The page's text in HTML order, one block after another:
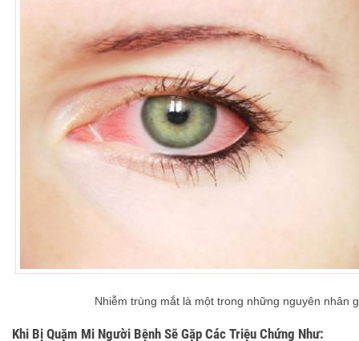
Nhiễm trùng mắt là một trong những nguyên nhân
Khi Bị Quặm Mi Người Bệnh Sẽ Gặp Các Triệu Chứng Như: